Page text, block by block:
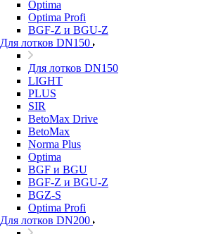
Optima
Optima Profi
BGF-Z и BGU-Z
Для лотков DN150
Для лотков DN150
LIGHT
PLUS
SIR
BetoMax Drive
BetoMax
Norma Plus
Optima
BGF и BGU
BGF-Z и BGU-Z
BGZ-S
Optima Profi
Для лотков DN200